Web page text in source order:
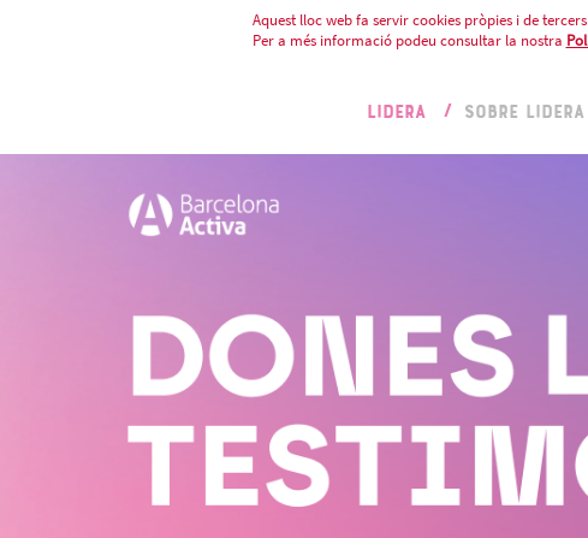
Aquest lloc web fa servir cookies pròpies i de
Per a més informació podeu consultar la nostra
LIDERA SOBRE LIDERA